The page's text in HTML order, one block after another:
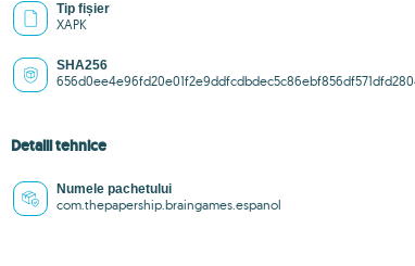
Tip fișier
XAPK
SHA256
Detalii tehnice
Numele pachetului
com.thepapership.braingames.espanol